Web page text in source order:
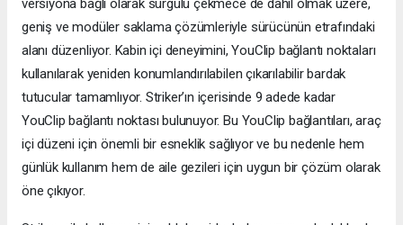
versiyona bağlı olarak sürgülü çekmece de dahil olmak üzere,
geniş ve modüler saklama çözümleriyle sürücünün etrafındaki
alanı düzenliyor. Kabin içi deneyimini, YouClip bağlantı noktaları
kullanılarak yeniden konumlandırılabilen çıkarılabilir bardak
tutucular tamamlıyor. Striker’ın içerisinde 9 adede kadar
YouClip bağlantı noktası bulunuyor. Bu YouClip bağlantıları, araç
içi düzeni için önemli bir esneklik sağlıyor ve bu nedenle hem
günlük kullanım hem de aile gezileri için uygun bir çözüm olarak
öne çıkıyor.